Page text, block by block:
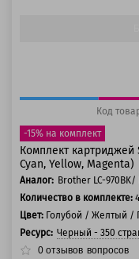
Код
-15% на комплект
Комплект картриджей
Cyan, Yellow, Magenta)
Аналог:
Количество в комплекте:
Цвет: Голубой / Желтый /
Ресурс: Черный - 350
0 отзывов вопросов